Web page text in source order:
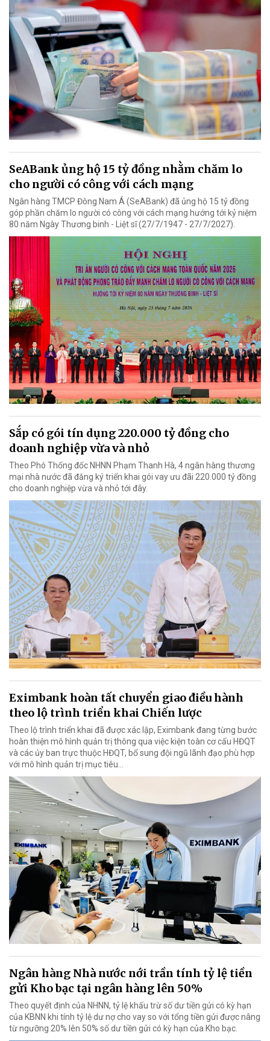
SeABank ủng hộ 15 tỷ đồng nhằm chăm lo
cho người có công với cách mạng
Ngân hàng TMCP Đông Nam Á (SeABank) đã ủng hộ 15 tỷ đồng
góp phần chăm lo người có công với cách mạng hướng tới kỷ niệm
80 năm Ngày Thương binh - Liệt sĩ (27/7/1947 - 27/7/2027).
Sắp có gói tín dụng 220.000 tỷ đồng cho
doanh nghiệp vừa và nhỏ
Theo Phó Thống đốc NHNN Phạm Thanh Hà, 4 ngân hàng thương
mại nhà nước đã đăng ký triển khai gói vay ưu đãi 220.000 tỷ đồng
cho doanh nghiệp vừa và nhỏ tới đây.
Eximbank hoàn tất chuyển giao điều hành
theo lộ trình triển khai Chiến lược
Theo lộ trình triển khai đã được xác lập, Eximbank đang từng bước
hoàn thiện mô hình quản trị thông qua việc kiện toàn cơ cấu HĐQT
và các ủy ban trực thuộc HĐQT, bổ sung đội ngũ lãnh đạo phù hợp
với mô hình quản trị mục tiêu...
Ngân hàng Nhà nước nới trần tính tỷ lệ tiền
gửi Kho bạc tại ngân hàng lên 50%
Theo quyết định của NHNN, tỷ lệ khấu trừ số dư tiền gửi có kỳ hạn
của KBNN khi tính tỷ lệ dư nợ cho vay so với tổng tiền gửi được nâng
từ ngưỡng 20% lên 50% số dư tiền gửi có kỳ hạn của Kho bạc.